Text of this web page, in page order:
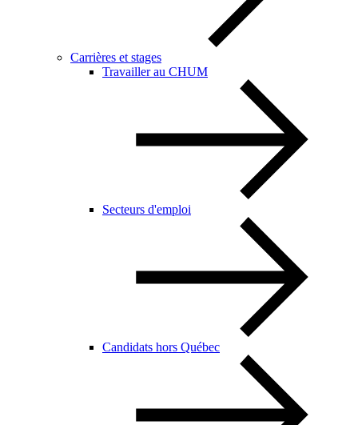
Carrières et stages
Travailler au CHUM
Secteurs d'emploi
Candidats hors Québec